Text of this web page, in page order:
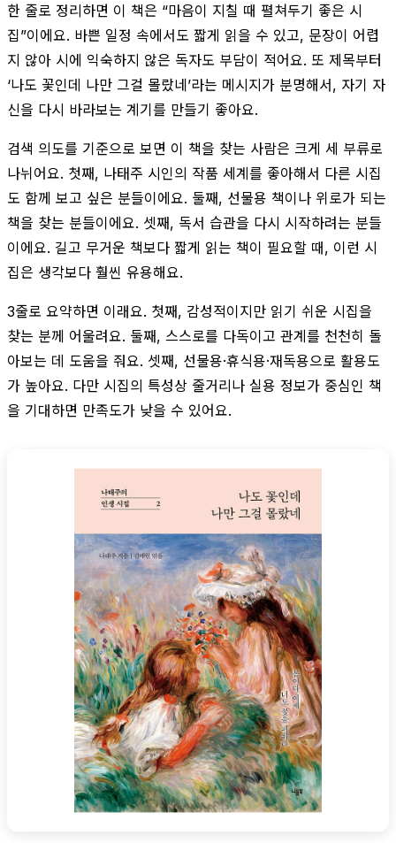
한 줄로 정리하면 이 책은 “마음이 지칠 때 펼쳐두기 좋은 시
집”이에요. 바쁜 일정 속에서도 짧게 읽을 수 있고, 문장이 어렵
지 않아 시에 익숙하지 않은 독자도 부담이 적어요. 또 제목부터
‘나도 꽃인데 나만 그걸 몰랐네’라는 메시지가 분명해서, 자기 자
신을 다시 바라보는 계기를 만들기 좋아요.
검색 의도를 기준으로 보면 이 책을 찾는 사람은 크게 세 부류로
나뉘어요. 첫째, 나태주 시인의 작품 세계를 좋아해서 다른 시집
도 함께 보고 싶은 분들이에요. 둘째, 선물용 책이나 위로가 되는
책을 찾는 분들이에요. 셋째, 독서 습관을 다시 시작하려는 분들
이에요. 길고 무거운 책보다 짧게 읽는 책이 필요할 때, 이런 시
집은 생각보다 훨씬 유용해요.
3줄로 요약하면 이래요. 첫째, 감성적이지만 읽기 쉬운 시집을
찾는 분께 어울려요. 둘째, 스스로를 다독이고 관계를 천천히 돌
아보는 데 도움을 줘요. 셋째, 선물용·휴식용·재독용으로 활용도
가 높아요. 다만 시집의 특성상 줄거리나 실용 정보가 중심인 책
을 기대하면 만족도가 낮을 수 있어요.